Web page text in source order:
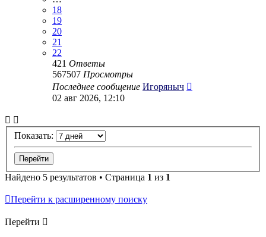
18
19
20
21
22
421 Ответы
567507 Просмотры
Последнее сообщение Игоряныч
02 авг 2026, 12:10
Показать:
Найдено 5 результатов • Страница 1 из 1
Перейти к расширенному поиску
Перейти